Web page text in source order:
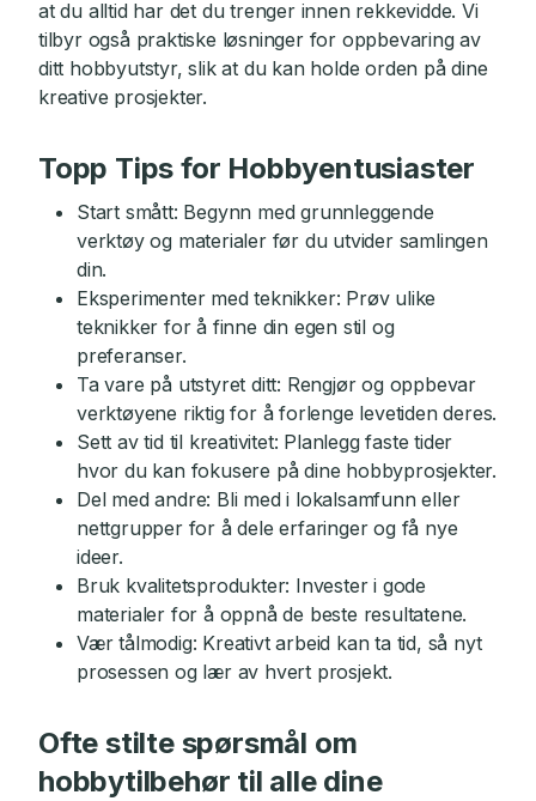
at du alltid har det du trenger innen rekkevidde. Vi
tilbyr også praktiske løsninger for oppbevaring av
ditt hobbyutstyr, slik at du kan holde orden på dine
kreative prosjekter.
Topp Tips for Hobbyentusiaster
Start smått: Begynn med grunnleggende
verktøy og materialer før du utvider samlingen
din.
Eksperimenter med teknikker: Prøv ulike
teknikker for å finne din egen stil og
preferanser.
Ta vare på utstyret ditt: Rengjør og oppbevar
verktøyene riktig for å forlenge levetiden deres.
Sett av tid til kreativitet: Planlegg faste tider
hvor du kan fokusere på dine hobbyprosjekter.
Del med andre: Bli med i lokalsamfunn eller
nettgrupper for å dele erfaringer og få nye
ideer.
Bruk kvalitetsprodukter: Invester i gode
materialer for å oppnå de beste resultatene.
Vær tålmodig: Kreativt arbeid kan ta tid, så nyt
prosessen og lær av hvert prosjekt.
Ofte stilte spørsmål om
hobbytilbehør til alle dine